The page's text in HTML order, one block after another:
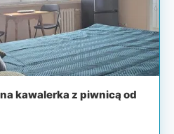
kawalerka z piwnicą od